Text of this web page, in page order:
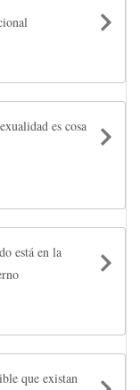
es cosa
está en la
que existan